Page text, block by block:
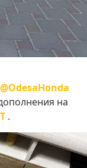
@OdesaHonda
на
.